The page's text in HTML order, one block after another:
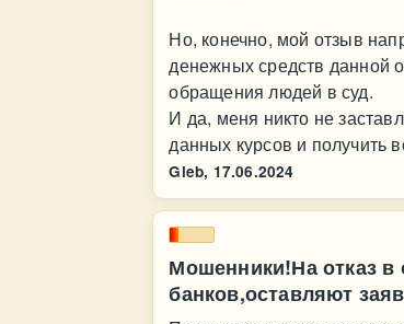
Но, конечно, мой отзыв
денежных средств данной
обращения людей в суд.
И да, меня никто не
данных курсов и получить
Gleb, 17.06.2024
Мошенники!На отказ
банков,оставляют